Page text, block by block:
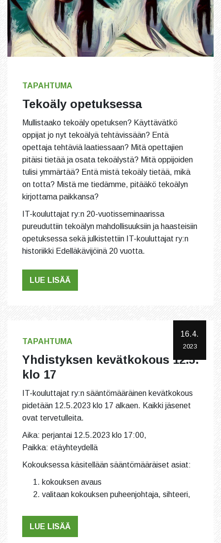
TAPAHTUMA
Tekoäly opetuksessa
Mullistaako tekoäly opetuksen? Käyttävätkö
oppijat jo nyt tekoälyä tehtävissään? Entä
opettaja tehtäviä laatiessaan? Mitä opettajien
pitäisi tietää ja osata tekoälystä? Mitä oppijoiden
tulisi ymmärtää? Entä mistä tekoäly tietää, mikä
on totta? Mistä me tiedämme, pitääkö tekoälyn
kirjottama paikkansa?
IT-kouluttajat ry:n 20-vuotisseminaarissa
pureuduttiin tekoälyn mahdollisuuksiin ja haasteisiin
opetuksessa sekä julkistettiin IT-kouluttajat ry:n
historiikki Edelläkävijöinä 20 vuotta.
LUE LISÄÄ
16.4.
2023
TAPAHTUMA
Yhdistyksen kevätkokous 12.5.
klo 17
IT-kouluttajat ry:n sääntömääräinen kevätkokous
pidetään 12.5.2023 klo 17 alkaen. Kaikki jäsenet
ovat tervetulleita.
Aika: perjantai 12.5.2023 klo 17:00,
Paikka: etäyhteydellä
Kokouksessa käsitellään sääntömääräiset asiat:
kokouksen avaus
valitaan kokouksen puheenjohtaja, sihteeri,
LUE LISÄÄ